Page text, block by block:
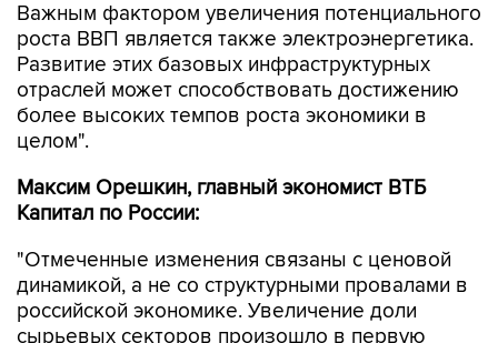
Важным фактором увеличения потенциального
роста ВВП является также электроэнергетика.
Развитие этих базовых инфраструктурных
отраслей может способствовать достижению
более высоких темпов роста экономики в
целом".
Максим Орешкин, главный экономист ВТБ
Капитал по России:
"Отмеченные изменения связаны с ценовой
динамикой, а не со структурными провалами в
российской экономике. Увеличение доли
сырьевых секторов произошло в первую